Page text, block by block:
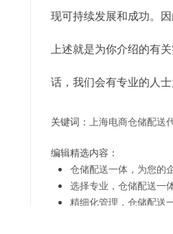
现可持续发展和成功。
上述就是为你介绍的有
话，我们会有专业的人
关键词： 上海电商仓储配送
编辑精选内容：
仓储配送一体，为您的
选择专业，仓储配送一
精细化管理，仓储配送